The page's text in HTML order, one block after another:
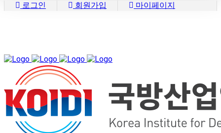
로그인 회원가입 마이페이지